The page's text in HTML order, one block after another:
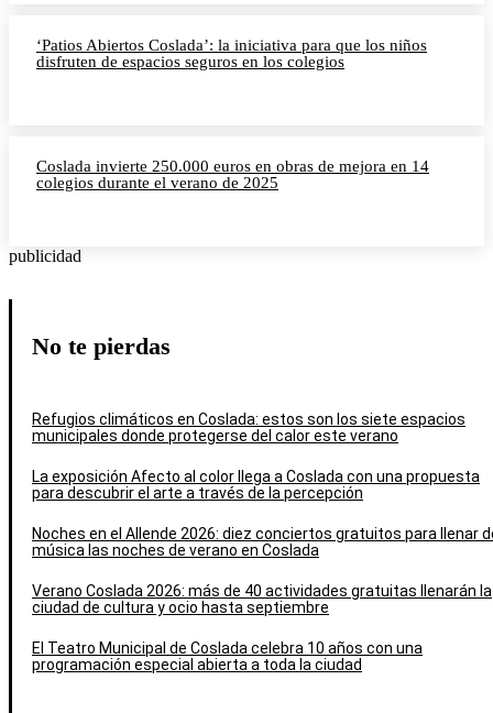
‘Patios Abiertos Coslada’: la iniciativa para que los niños
disfruten de espacios seguros en los colegios
Coslada invierte 250.000 euros en obras de mejora en 14
colegios durante el verano de 2025
publicidad
No te pierdas
Refugios climáticos en Coslada: estos son los siete espacios
municipales donde protegerse del calor este verano
La exposición Afecto al color llega a Coslada con una propuesta
para descubrir el arte a través de la percepción
Noches en el Allende 2026: diez conciertos gratuitos para llenar
música las noches de verano en Coslada
Verano Coslada 2026: más de 40 actividades gratuitas llenarán la
ciudad de cultura y ocio hasta septiembre
El Teatro Municipal de Coslada celebra 10 años con una
programación especial abierta a toda la ciudad